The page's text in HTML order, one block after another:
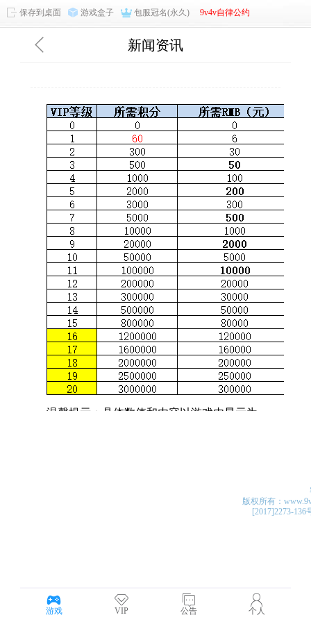
保存到桌面 游戏盒子 包服冠名(永久) 9v4v自律公约
新闻资讯
游戏 VIP 公告 个人
版权所有：
[2017]2273-136